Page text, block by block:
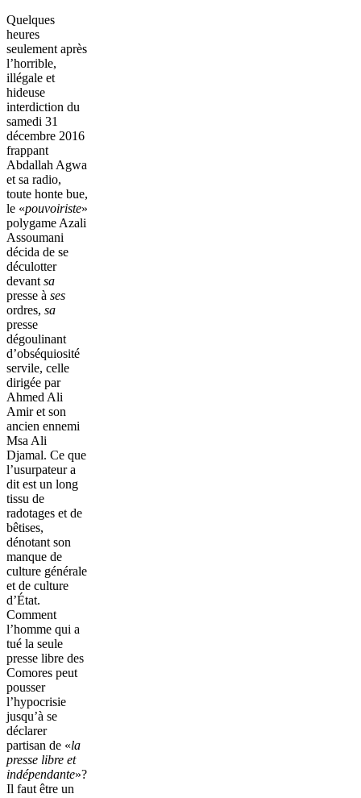
Quelques
heures
seulement après
l’horrible,
illégale et
hideuse
interdiction du
samedi 31
décembre 2016
frappant
Abdallah Agwa
et sa radio,
toute honte bue,
le «pouvoiriste»
polygame Azali
Assoumani
décida de se
déculotter
devant sa
presse à ses
ordres, sa
presse
dégoulinant
d’obséquiosité
servile, celle
dirigée par
Ahmed Ali
Amir et son
ancien ennemi
Msa Ali
Djamal. Ce que
l’usurpateur a
dit est un long
tissu de
radotages et de
bêtises,
dénotant son
manque de
culture générale
et de culture
d’État.
Comment
l’homme qui a
tué la seule
presse libre des
Comores peut
pousser
l’hypocrisie
jusqu’à se
déclarer
partisan de «la
presse libre et
indépendante»?
Il faut être un